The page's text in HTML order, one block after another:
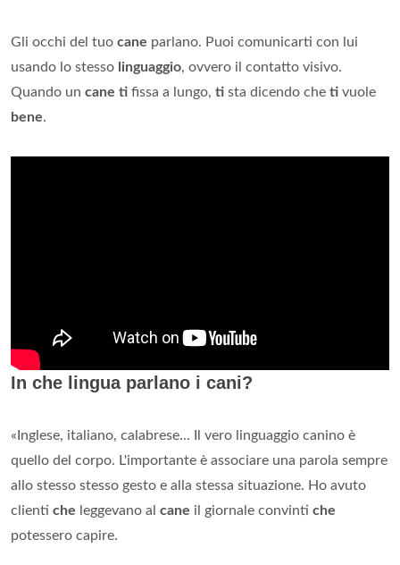
Gli occhi del tuo cane parlano. Puoi comunicarti con lui
usando lo stesso linguaggio, ovvero il contatto visivo.
Quando un cane ti fissa a lungo, ti sta dicendo che ti vuole
bene.
In che lingua parlano i cani?
«Inglese, italiano, calabrese... Il vero linguaggio canino è
quello del corpo. L'importante è associare una parola sempre
allo stesso stesso gesto e alla stessa situazione. Ho avuto
clienti che leggevano al cane il giornale convinti che
potessero capire.